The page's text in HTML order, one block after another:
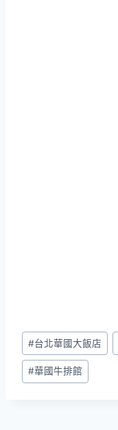
Post
Tags:
#台北華國大飯店
#華國牛排館